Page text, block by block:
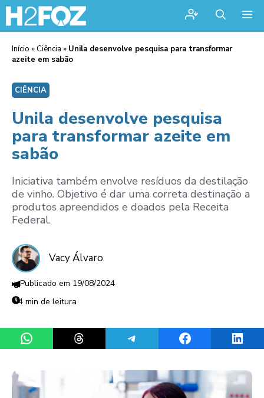
Início » Ciência » Unila desenvolve pesquisa para transformar
azeite em sabão
CIÊNCIA
Unila desenvolve pesquisa
para transformar azeite em
sabão
Iniciativa também envolve resíduos da destilação
de vinho. Objetivo é dar uma correta destinação a
produtos apreendidos e doados pela Receita
Federal.
Vacy Álvaro
19/08/2024
4 min de leitura
Share on WhatsAppShare on ThreadsShare on TelegramShare on Facebook